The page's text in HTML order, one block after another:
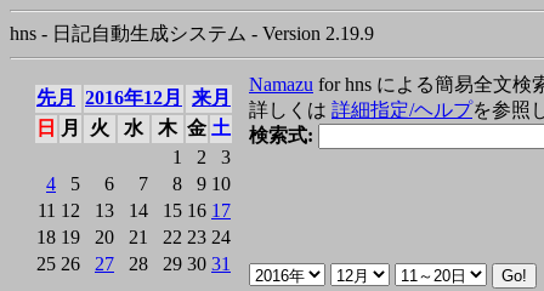
hns - 日記自動生成システム - Version 2.19.9
先月 2016年12月
来月
日
月 火 水 木 金 土
1
2
3
4
5 6 7 8 9 10
11 12 13 14 15 16 17
18 19 20 21 22 23 24
25 26 27 28 29 30 31
Namazu for hns による簡易全文検
詳しくは 詳細指定/ヘルプを参照
検索式: